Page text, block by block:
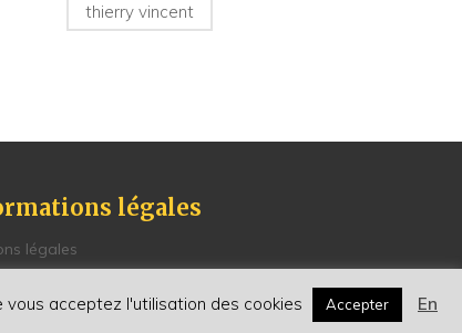
thierry vincent
légales
légales
de Confidentialité
générales de vente
vous acceptez l'utilisation des cookies Accepter
En